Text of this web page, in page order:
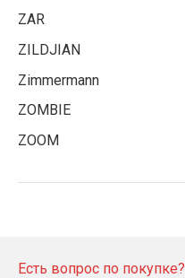
ZAR
ZILDJIAN
Zimmermann
ZOMBIE
ZOOM
Есть вопрос по покупке?